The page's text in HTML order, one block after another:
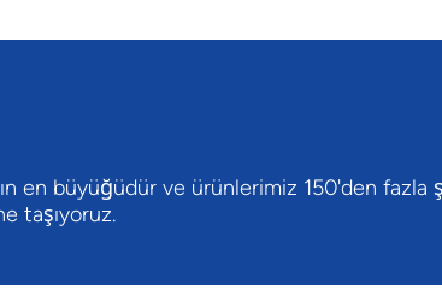
en büyüğüdür ve ürünlerimiz 150'den
taşıyoruz.